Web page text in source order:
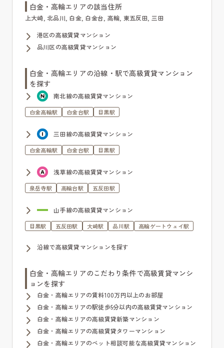
白金・高輪エリアの該当住所
上大崎, 北品川, 白金, 白金台, 高輪, 東五反田, 三田
港区の高級賃貸マンション
品川区の高級賃貸マンション
白金・高輪エリアの沿線・駅で高級賃貸マンション
を探す
南北線の高級賃貸マンション
白金高輪駅 白金台駅 目黒駅
三田線の高級賃貸マンション
白金高輪駅 白金台駅 目黒駅
浅草線の高級賃貸マンション
泉岳寺駅 高輪台駅 五反田駅
山手線の高級賃貸マンション
目黒駅 五反田駅 大崎駅 品川駅 高輪ゲートウェイ駅
沿線で高級賃貸マンションを探す
白金・高輪エリアのこだわり条件で高級賃貸マンシ
ョンを探す
白金・高輪エリアの賃料100万円以上のお部屋
白金・高輪エリアの駅徒歩5分以内の高級賃貸マンション
白金・高輪エリアの高級賃貸新築マンション
白金・高輪エリアの高級賃貸タワーマンション
白金・高輪エリアのペット相談可能な高級賃貸マンション